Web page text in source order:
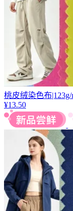
桃皮绒染色布|123g/
¥13.50